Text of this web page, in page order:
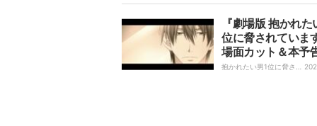
『劇場版 抱かれた
位に脅されていま
場面カット＆本予
が公開に！主題歌
抱かれたい男1位に脅され